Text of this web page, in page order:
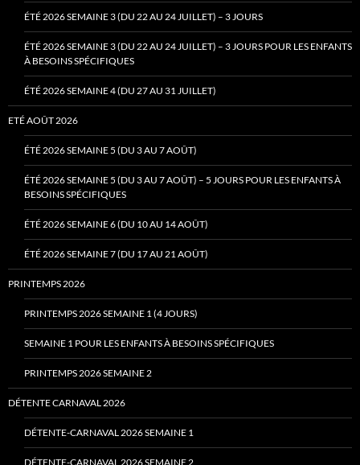
ÉTÉ 2026 SEMAINE 3 (DU 22 AU 24 JUILLET) – 3 JOURS
ÉTÉ 2026 SEMAINE 3 (DU 22 AU 24 JUILLET) – 3 JOURS POUR LES ENFANTS
À BESOINS SPÉCIFIQUES
ÉTÉ 2026 SEMAINE 4 (DU 27 AU 31 JUILLET)
ETÉ AOÛT 2026
ÉTÉ 2026 SEMAINE 5 (DU 3 AU 7 AOÛT)
ÉTÉ 2026 SEMAINE 5 (DU 3 AU 7 AOÛT) – 5 JOURS POUR LES ENFANTS À
BESOINS SPÉCIFIQUES
ÉTÉ 2026 SEMAINE 6 (DU 10 AU 14 AOÛT)
ÉTÉ 2026 SEMAINE 7 (DU 17 AU 21 AOÛT)
PRINTEMPS 2026
PRINTEMPS 2026 SEMAINE 1 (4 JOURS)
SEMAINE 1 POUR LES ENFANTS À BESOINS SPÉCIFIQUES
PRINTEMPS 2026 SEMAINE 2
DÉTENTE CARNAVAL 2026
DÉTENTE-CARNAVAL 2026 SEMAINE 1
DÉTENTE-CARNAVAL 2026 SEMAINE 2